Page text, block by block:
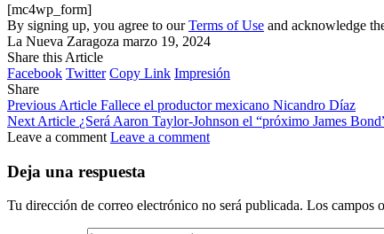
[mc4wp_form]
By signing up, you agree to ourTerms of Use and acknowledge
La Nueva Zaragoza marzo 19, 2024
Share this Article
Facebook Twitter Copy Link Impresión
Share
Previous Article Fallece el productor mexicano Nicandro Díaz
Next Article ¿Será Aaron Taylor-Johnson el “próximo James
Leave a comment Leave a comment
Deja una respuesta
Tu dirección de correo electrónico no será publicada. Los campos